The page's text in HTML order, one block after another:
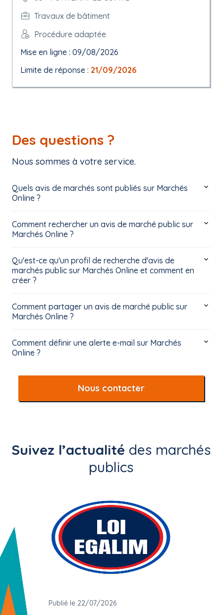
Travaux de bâtiment
Procédure adaptée
Mise en ligne : 09/08/2026
Limite de réponse : 21/09/2026
Des questions ?
Nous sommes à votre service.
Quels avis de marchés sont publiés sur Marchés
Online ?
Comment rechercher un avis de marché public sur
Marchés Online ?
Qu'est-ce qu'un profil de recherche d'avis de
marchés public sur Marchés Online et comment en
créer ?
Comment partager un avis de marché public sur
Marchés Online ?
Comment définir une alerte e-mail sur Marchés
Online ?
Nous contacter
Suivez l’actualité des marchés
publics
Publié le 22/07/2026